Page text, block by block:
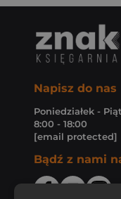
Napisz do nas
Poniedziałek -
8:00 - 18:00
[email protected]
Bądź z nami